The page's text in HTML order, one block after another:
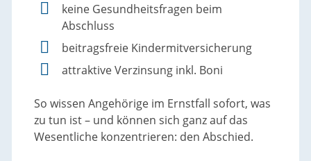
keine Gesundheitsfragen beim
Abschluss
beitragsfreie Kindermitversicherung
attraktive Verzinsung inkl. Boni
So wissen Angehörige im Ernstfall sofort, was
zu tun ist – und können sich ganz auf das
Wesentliche konzentrieren: den Abschied.